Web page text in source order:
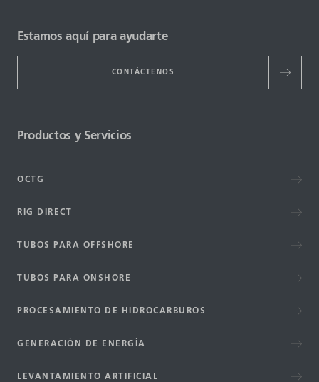
Estamos aquí para ayudarte
CONTÁCTENOS
Productos y Servicios
OCTG
RIG DIRECT
TUBOS PARA OFFSHORE
TUBOS PARA ONSHORE
PROCESAMIENTO DE HIDROCARBUROS
GENERACIÓN DE ENERGÍA
LEVANTAMIENTO ARTIFICIAL